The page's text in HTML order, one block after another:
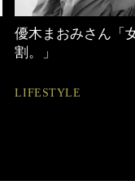
優木まおみさん「
割。」
LIFESTYLE